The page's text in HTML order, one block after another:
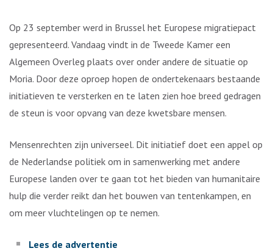
Op 23 september werd in Brussel het Europese migratiepact
gepresenteerd. Vandaag vindt in de Tweede Kamer een
Algemeen Overleg plaats over onder andere de situatie op
Moria. Door deze oproep hopen de ondertekenaars bestaande
initiatieven te versterken en te laten zien hoe breed gedragen
de steun is voor opvang van deze kwetsbare mensen.
Mensenrechten zijn universeel. Dit initiatief doet een appel op
de Nederlandse politiek om in samenwerking met andere
Europese landen over te gaan tot het bieden van humanitaire
hulp die verder reikt dan het bouwen van tentenkampen, en
om meer vluchtelingen op te nemen.
Lees de advertentie